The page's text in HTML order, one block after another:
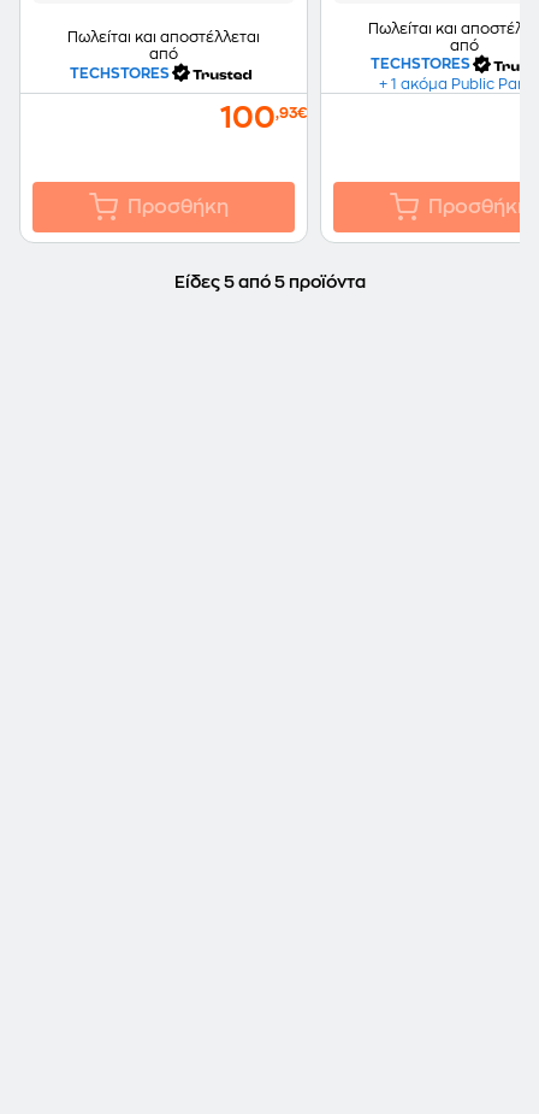
Πωλείται και αποστέλλεται
από
TECHSTORES
100,93€
Προσθήκη
Πωλείται και
από
TECHSTORES
+ 1 ακόμα Public
Προσθήκη
Είδες 5 από 5 προϊόντα